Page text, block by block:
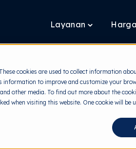
cookies are used to collect information
information to improve and customize your
other media. To find out more about the
when visiting this website. One cookie will be
Layanan
Toggle
Layanan
Harga